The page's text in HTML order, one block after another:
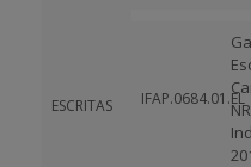
ESCRITAS IFAP.0684.01.EL